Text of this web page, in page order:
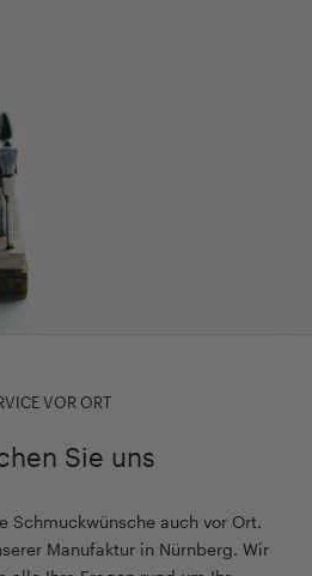
VOR ORT
Sie uns
Schmuckwünsche auch vor Ort.
Manufaktur in Nürnberg. Wir